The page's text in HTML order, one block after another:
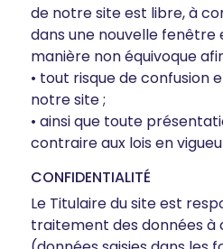
de notre site est libre, à
dans une nouvelle
manière non équivoque
• tout risque de confusion
notre site ;
• ainsi que toute
contraire aux lois en
CONFIDENTIALITÉ
Le Titulaire du site est
traitement des données